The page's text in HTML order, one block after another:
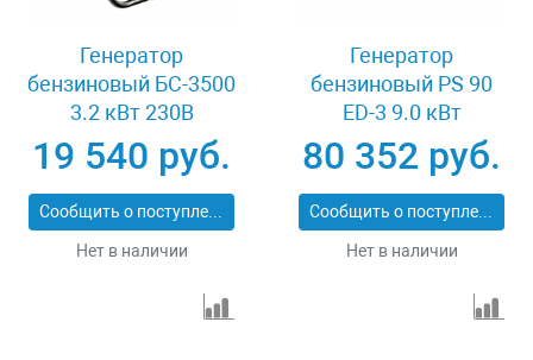
Генератор
бензиновый БС-3500
3.2 кВт 230В
четырехтактный 15 л
ручной стартер
Сибртех 94544
19 540 руб.
Сообщить о поступлении
Нет в наличии
Генератор
бензиновый PS 90
ED-3 9.0 кВт
переключение
режима 230 В/400 В
25 л электростартер
Denzel 946944
80 352 руб.
Сообщить о поступлении
Нет в наличии